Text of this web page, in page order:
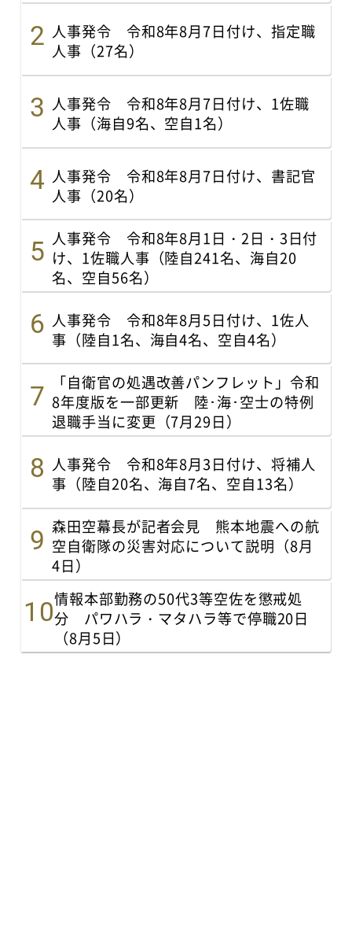
人事発令 令和8年8月7日付け、指定職
人事（27名）
人事発令 令和8年8月7日付け、1佐職
人事（海自9名、空自1名）
人事発令 令和8年8月7日付け、書記官
人事（20名）
人事発令 令和8年8月1日・2日・3日付
け、1佐職人事（陸自241名、海自20
名、空自56名）
人事発令 令和8年8月5日付け、1佐人
事（陸自1名、海自4名、空自4名）
「自衛官の処遇改善パンフレット」令和
8年度版を一部更新 陸･海･空士の特例
退職手当に変更（7月29日）
人事発令 令和8年8月3日付け、将補人
事（陸自20名、海自7名、空自13名）
森田空幕長が記者会見 熊本地震への航
空自衛隊の災害対応について説明（8月
4日）
情報本部勤務の50代3等空佐を懲戒処
分 パワハラ・マタハラ等で停職20日
（8月5日）